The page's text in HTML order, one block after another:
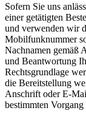
Sofern Sie uns
einer getätigten
und verwenden wir
Mobilfunknummer
Nachnamen gemäß
und Beantwortung
Rechtsgrundlage
die Bereitstellung
Anschrift oder E-
bestimmten